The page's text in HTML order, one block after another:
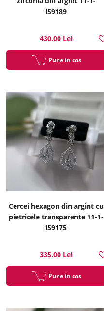
i59189
430.00 Lei
Pune in cos
Cercei hexagon din argint cu
pietricele transparente 11-1-
i59175
335.00 Lei
Pune in cos